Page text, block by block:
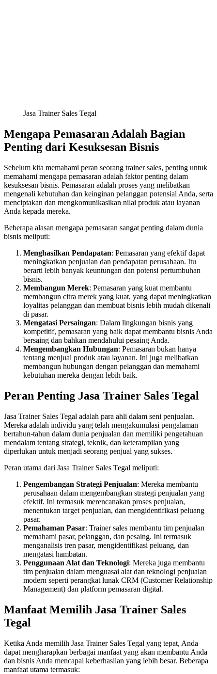
Jasa Trainer Sales Tegal
Mengapa Pemasaran Adalah Bagian
Penting dari Kesuksesan Bisnis
Sebelum kita memahami peran seorang trainer sales, penting untuk
memahami mengapa pemasaran adalah faktor penting dalam
kesuksesan bisnis. Pemasaran adalah proses yang melibatkan
mengenali kebutuhan dan keinginan pelanggan potensial Anda, serta
menciptakan dan mengkomunikasikan nilai produk atau layanan
Anda kepada mereka.
Beberapa alasan mengapa pemasaran sangat penting dalam dunia
bisnis meliputi:
Menghasilkan Pendapatan: Pemasaran yang efektif dapat
meningkatkan penjualan dan pendapatan perusahaan. Itu
berarti lebih banyak keuntungan dan potensi pertumbuhan
bisnis.
Membangun Merek: Pemasaran yang kuat membantu
membangun citra merek yang kuat, yang dapat meningkatkan
loyalitas pelanggan dan membuat bisnis lebih mudah dikenali
di pasar.
Mengatasi Persaingan: Dalam lingkungan bisnis yang
kompetitif, pemasaran yang baik dapat membantu bisnis Anda
bersaing dan bahkan mendahului pesaing Anda.
Mengembangkan Hubungan: Pemasaran bukan hanya
tentang menjual produk atau layanan. Ini juga melibatkan
membangun hubungan dengan pelanggan dan memahami
kebutuhan mereka dengan lebih baik.
Peran Penting Jasa Trainer Sales Tegal
Jasa Trainer Sales Tegal adalah para ahli dalam seni penjualan.
Mereka adalah individu yang telah mengakumulasi pengalaman
bertahun-tahun dalam dunia penjualan dan memiliki pengetahuan
mendalam tentang strategi, teknik, dan keterampilan yang
diperlukan untuk menjadi seorang penjual yang sukses.
Peran utama dari Jasa Trainer Sales Tegal meliputi:
Pengembangan Strategi Penjualan: Mereka membantu
perusahaan dalam mengembangkan strategi penjualan yang
efektif. Ini termasuk merencanakan proses penjualan,
menentukan target penjualan, dan mengidentifikasi peluang
pasar.
Pemahaman Pasar: Trainer sales membantu tim penjualan
memahami pasar, pelanggan, dan pesaing. Ini termasuk
menganalisis tren pasar, mengidentifikasi peluang, dan
mengatasi hambatan.
Penggunaan Alat dan Teknologi: Mereka juga membantu
tim penjualan dalam menguasai alat dan teknologi penjualan
modern seperti perangkat lunak CRM (Customer Relationship
Management) dan platform pemasaran digital.
Manfaat Memilih Jasa Trainer Sales
Tegal
Ketika Anda memilih Jasa Trainer Sales Tegal yang tepat, Anda
dapat mengharapkan berbagai manfaat yang akan membantu Anda
dan bisnis Anda mencapai keberhasilan yang lebih besar. Beberapa
manfaat utama termasuk: